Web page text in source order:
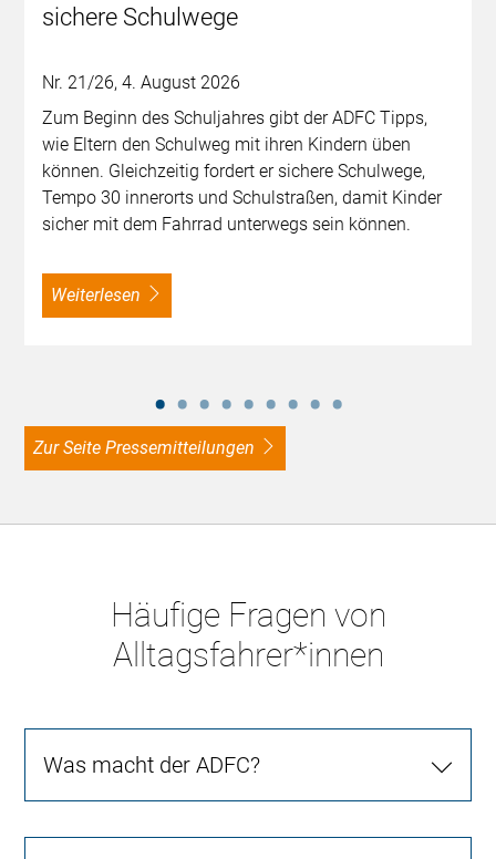
sichere Schulwege
Nr. 21/26, 4. August 2026
Zum Beginn des Schuljahres gibt der ADFC Tipps,
wie Eltern den Schulweg mit ihren Kindern üben
können. Gleichzeitig fordert er sichere Schulwege,
Tempo 30 innerorts und Schulstraßen, damit Kinder
sicher mit dem Fahrrad unterwegs sein können.
weiterlesen
zur Seite Pressemitteilungen
Häufige Fragen von
Alltagsfahrer*innen
Was macht der ADFC?